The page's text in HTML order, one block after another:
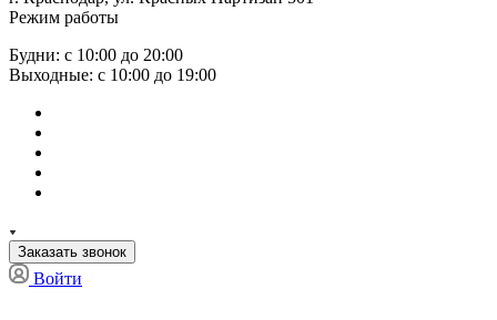
Режим работы
Будни: с 10:00 до 20:00
Выходные: с 10:00 до 19:00
Заказать звонок
Войти